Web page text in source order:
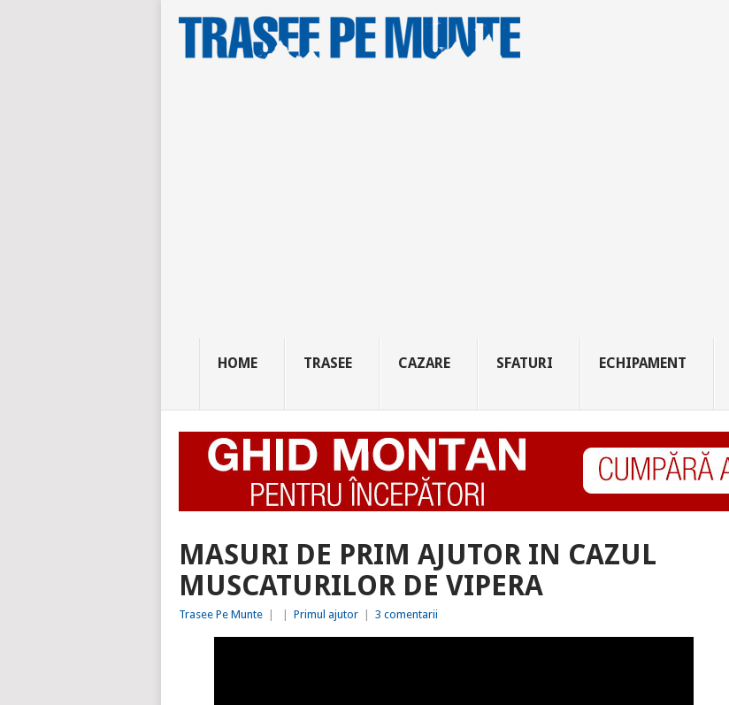
HOME TRASEE CAZARE SFATURI ECHIPAMENT
MASURI DE PRIM AJUTOR IN CAZUL
MUSCATURILOR DE VIPERA
Trasee Pe Munte Primul ajutor 3 comentarii